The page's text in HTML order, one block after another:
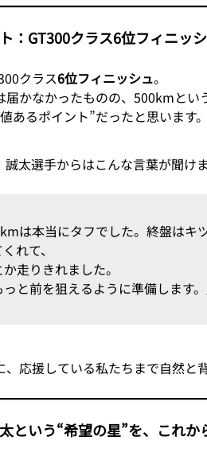
：GT300クラス6位フィニッシ
クラス6位フィニッシュ。
届かなかったものの、500kmとい
あるポイント”だったと思います。
誠太選手からはこんな言葉が聞け
は本当にタフでした。終盤はキ
れて、
走りきれました。
と前を狙えるように準備します。
、応援している私たちまで自然と
という“希望の星”を、これか